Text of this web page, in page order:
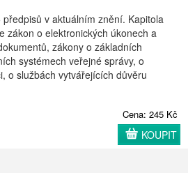
v aktuálním znění. Kapitola
zákon o elektronických úkonech a
zákony o základních
systémech veřejné správy, o
o službách vytvářejících důvěru
Cena: 245 Kč
KOUPIT